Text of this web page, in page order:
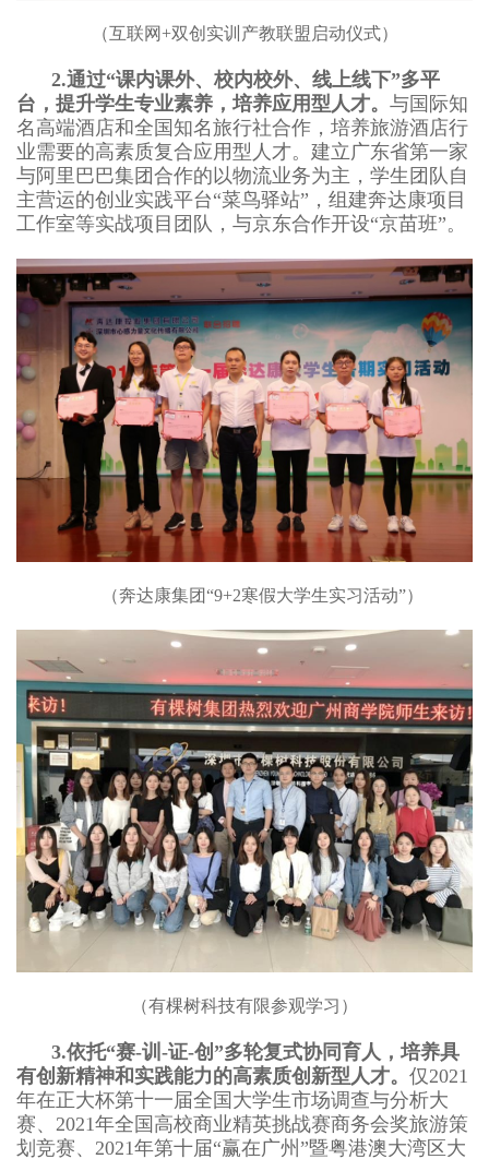
（互联网+双创实训产教联盟启动仪式）
2.通过“课内课外、校内校外、线上线下”多平
台，提升学生专业素养，培养应用型人才。 与国际知
名高端酒店和全国知名旅行社合作，培养旅游酒店行
业需要的高素质复合应用型人才。建立广东省第一家
与阿里巴巴集团合作的以物流业务为主，学生团队自
主营运的创业实践平台“菜鸟驿站”，组建奔达康项目
工作室等实战项目团队，与京东合作开设“京苗班”。
（奔达康集团“9+2寒假大学生实习活动”）
（有棵树科技有限参观学习）
3.依托“赛-训-证-创”多轮复式协同育人，培养具
有创新精神和实践能力的高素质创新型人才。 仅2021
年在正大杯第十一届全国大学生市场调查与分析大
赛、2021年全国高校商业精英挑战赛商务会奖旅游策
划竞赛、2021年第十届“赢在广州”暨粤港澳大湾区大